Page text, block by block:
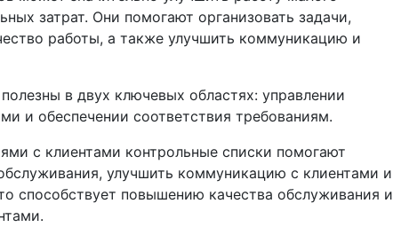
затрат. Они помогают организовать задачи,
работы, а также улучшить коммуникацию и
в двух ключевых областях: управлении
и обеспечении соответствия требованиям.
с клиентами контрольные списки помогают
улучшить коммуникацию с клиентами и
способствует повышению качества обслуживания и